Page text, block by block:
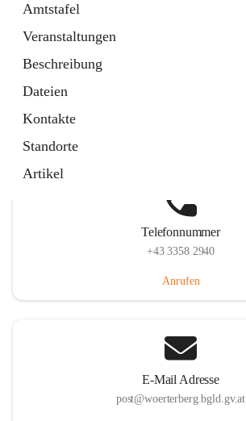
Amtstafel
Veranstaltungen
Beschreibung
Dateien
Kontakte
Standorte
Artikel
Telefonnummer
+43 3358 2940
Anrufen
E-Mail Adresse
post@woerterberg.bgld.gv.at